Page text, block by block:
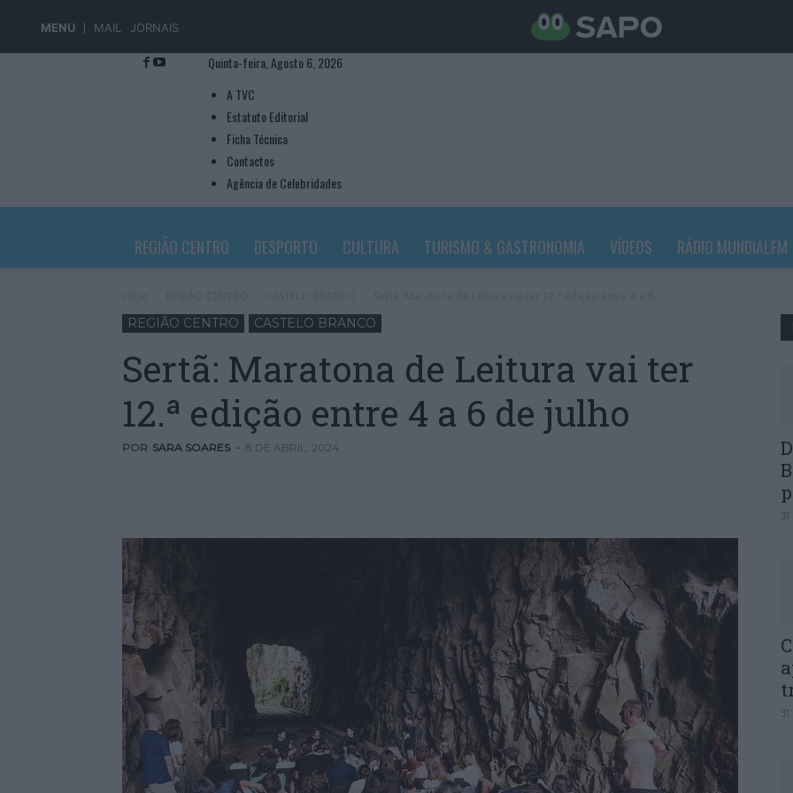
MENU MAIL JORNAIS
Quinta-feira, Agosto 6, 2026
A TVC
Estatuto Editorial
Ficha Técnica
Contactos
Agência de Celebridades
REGIÃO CENTRO DESPORTO CULTURA TURISMO & GASTRONOMIA VÍDEOS RÁDIO MUNDIALFM
REGIÃO CENTRO CASTELO BRANCO
Sertã: Maratona de Leitura vai ter
12.ª edição entre 4 a 6 de julho
POR SARA SOARES - 8 DE ABRIL, 2024